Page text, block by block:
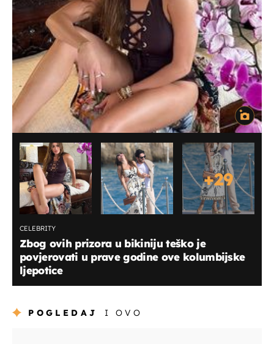
+29
CELEBRITY
Zbog ovih prizora u bikiniju teško je
povjerovati u prave godine ove kolumbijske
ljepotice
POGLEDAJ I OVO